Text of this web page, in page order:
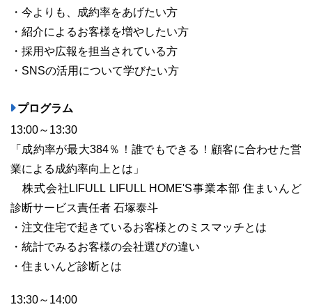
・今よりも、成約率をあげたい方
・紹介によるお客様を増やしたい方
・採用や広報を担当されている方
・SNSの活用について学びたい方
プログラム
13:00～13:30
「成約率が最大384％！誰でもできる！顧客に合わせた営
業による成約率向上とは」
株式会社LIFULL LIFULL HOME'S事業本部 住まいんど
診断サービス責任者 石塚泰斗
・注文住宅で起きているお客様とのミスマッチとは
・統計でみるお客様の会社選びの違い
・住まいんど診断とは
13:30～14:00